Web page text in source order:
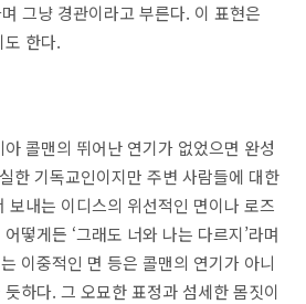
그냥 경관이라고 부른다. 이 표현은
도 한다.
콜맨의 뛰어난 연기가 없었으면 완성
한 기독교인이지만 주변 사람들에 대한
보내는 이디스의 위선적인 면이나 로즈
떻게든 ‘그래도 너와 나는 다르지’라며
이중적인 면 등은 콜맨의 연기가 아니
하다. 그 오묘한 표정과 섬세한 몸짓이